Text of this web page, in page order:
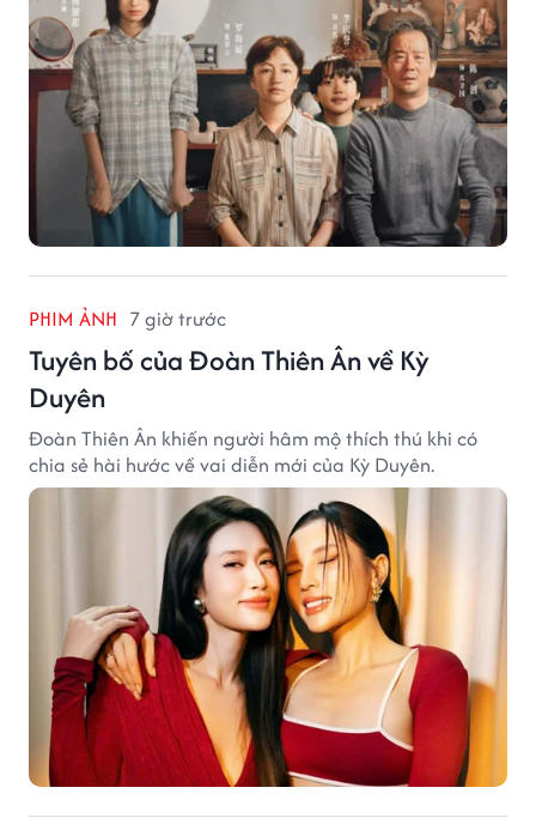
PHIM ẢNH 7 giờ trước
Tuyên bố của Đoàn Thiên Ân về Kỳ
Duyên
Đoàn Thiên Ân khiến người hâm mộ thích thú khi có
chia sẻ hài hước về vai diễn mới của Kỳ Duyên.